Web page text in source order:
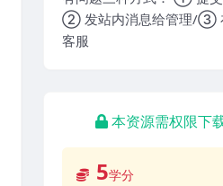
② 发站内消息给管理/③
客服
本资源需权限下
5学分